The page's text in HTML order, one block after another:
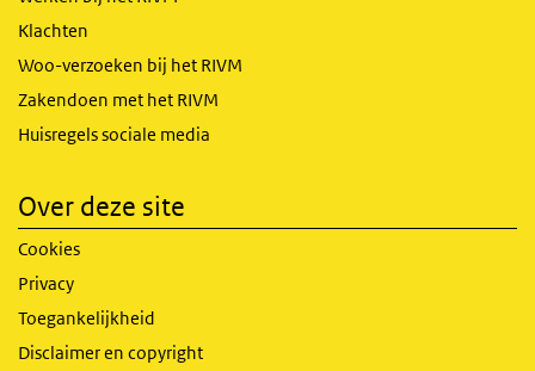
Klachten
Woo-verzoeken bij het RIVM
Zakendoen met het RIVM
Huisregels sociale media
Over deze site
Cookies
Privacy
Toegankelijkheid
Disclaimer en copyright